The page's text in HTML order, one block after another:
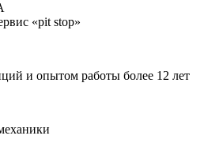
«pit stop»
и опытом работы более 12 лет